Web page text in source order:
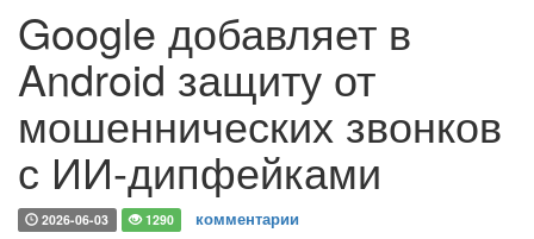
Google добавляет в
Android защиту от
мошеннических звонков
с ИИ-дипфейками
2026-06-03 1290 комментарии